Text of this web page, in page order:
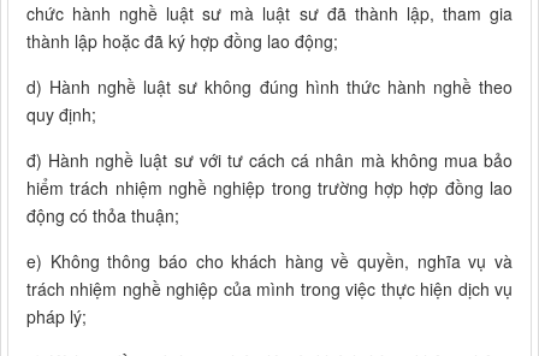
chức hành nghề luật sư mà luật sư đã thành lập, tham gia
thành lập hoặc đã ký hợp đồng lao động;
d) Hành nghề luật sư không đúng hình thức hành nghề theo
quy định;
đ) Hành nghề luật sư với tư cách cá nhân mà không mua bảo
hiểm trách nhiệm nghề nghiệp trong trường hợp hợp đồng lao
động có thỏa thuận;
e) Không thông báo cho khách hàng về quyền, nghĩa vụ và
trách nhiệm nghề nghiệp của mình trong việc thực hiện dịch vụ
pháp lý;